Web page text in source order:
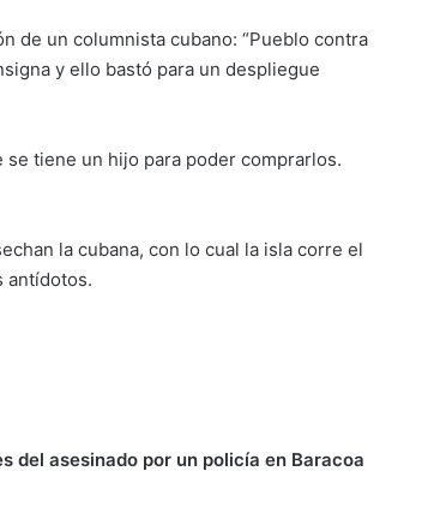
de un columnista cubano: “Pueblo contra
y ello bastó para un despliegue
se tiene un hijo para poder comprarlos.
la cubana, con lo cual la isla corre el
antídotos.
del asesinado por un policía en Baracoa